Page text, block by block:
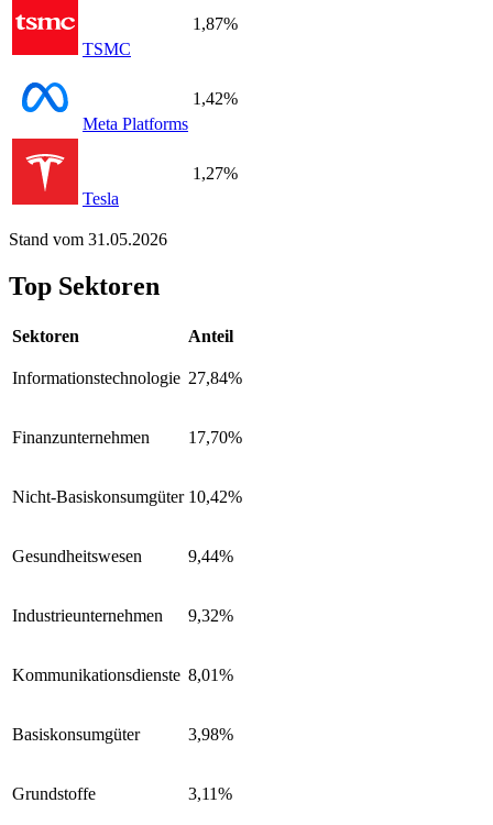
TSMC
1,87%
Meta Platforms
1,42%
Tesla
1,27%
Stand vom 31.05.2026
Top Sektoren
Sektoren Anteil
Informationstechnologie 27,84%
Finanzunternehmen 17,70%
Nicht-Basiskonsumgüter 10,42%
Gesundheitswesen 9,44%
Industrieunternehmen 9,32%
Kommunikationsdienste 8,01%
Basiskonsumgüter 3,98%
Grundstoffe 3,11%